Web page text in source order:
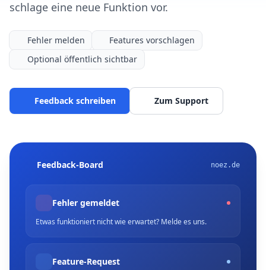
schlage eine neue Funktion vor.
Fehler melden
Features vorschlagen
Optional öffentlich sichtbar
Feedback schreiben Zum Support
Feedback-Board noez.de
Fehler gemeldet
Etwas funktioniert nicht wie erwartet? Melde es uns.
Feature-Request